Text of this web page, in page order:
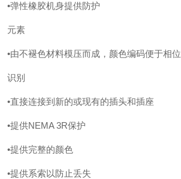
•弹性橡胶机身提供防护
元素
•由不褪色材料模压而成，颜色编码便于相位
识别
•直接连接到新的或现有的插头和插座
•提供NEMA 3R保护
•提供完整的颜色
•提供系索以防止丢失